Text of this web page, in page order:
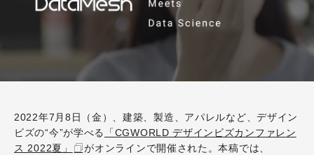
2022年7月8日（金）、建築、製造、アパレルなど、デザイン
ビズの“今”が学べる
「CGWORLD デザインビズカンファレン
ス 2022夏」
がオンラインで開催された。本稿では、